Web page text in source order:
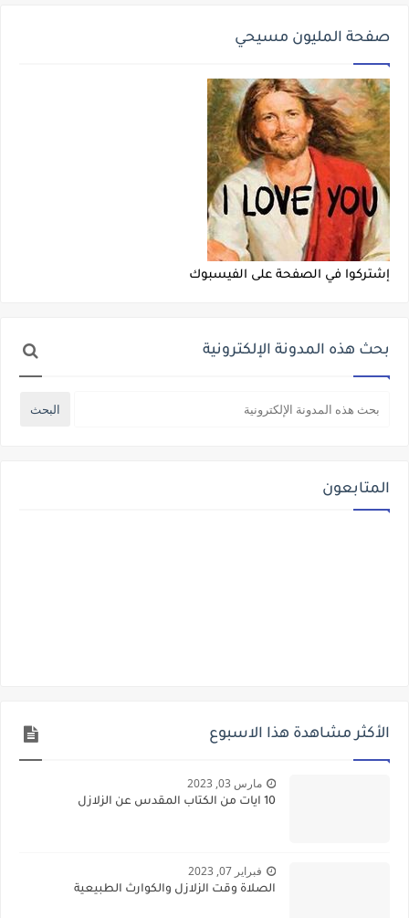
صفحة المليون مسيحي
إشتركوا في الصفحة على الفيسبوك
بحث هذه المدونة الإلكترونية
المتابعون
الأكثر مشاهدة هذا الاسبوع
مارس 03, 2023
10 ايات من الكتاب المقدس عن الزلازل
فبراير 07, 2023
الصلاة وقت الزلازل والكوارث الطبيعية